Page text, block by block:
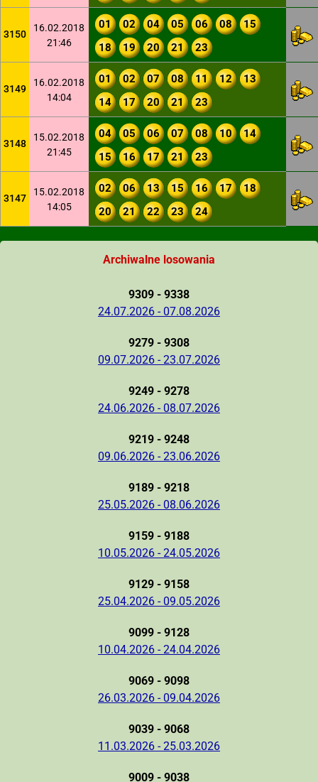
3150
16.02.2018
21:46
01 02 04 05 06 08
15
18
19 20 21 23
3149
16.02.2018
14:04
01 02 07 08 11 12
13
14
17 20 21 23
3148
15.02.2018
21:45
04 05 06 07 08 10
14
15
16 17 21 23
3147
15.02.2018
14:05
02 06 13 15 16 17
18
20
21 22 23 24
Archiwalne losowania
9309 - 9338
24.07.2026 - 07.08.2026
9279 - 9308
09.07.2026 - 23.07.2026
9249 - 9278
24.06.2026 - 08.07.2026
9219 - 9248
09.06.2026 - 23.06.2026
9189 - 9218
25.05.2026 - 08.06.2026
9159 - 9188
10.05.2026 - 24.05.2026
9129 - 9158
25.04.2026 - 09.05.2026
9099 - 9128
10.04.2026 - 24.04.2026
9069 - 9098
26.03.2026 - 09.04.2026
9039 - 9068
11.03.2026 - 25.03.2026
9009 - 9038